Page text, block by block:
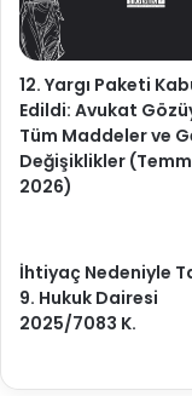
12. Yargı Paketi
Edildi: Avukat
Tüm Maddeler ve
Değişiklikler
2026)
İhtiyaç Nedeniyle
9. Hukuk Dairesi
2025/7083 K.